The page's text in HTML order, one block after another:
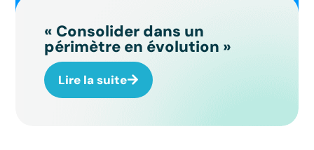
« Consolider dans un
périmètre en évolution »
Lire la suite